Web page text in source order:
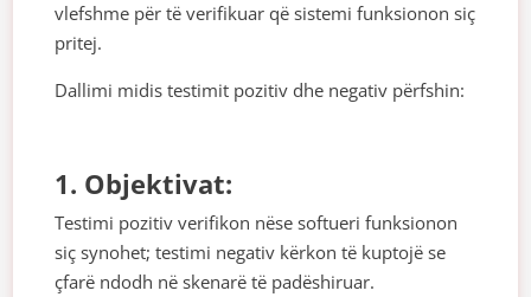
vlefshme për të verifikuar që sistemi funksionon siç
pritej.
Dallimi midis testimit pozitiv dhe negativ përfshin:
1. Objektivat:
Testimi pozitiv verifikon nëse softueri funksionon
siç synohet; testimi negativ kërkon të kuptojë se
çfarë ndodh në skenarë të padëshiruar.